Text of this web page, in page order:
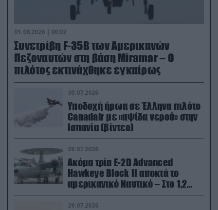
01.08.2026 | 00:02
Συνετρίβη F-35B των Αμερικανών
Πεζοναυτών στη βάση Miramar – Ο
πιλότος εκτινάχθηκε εγκαίρως
30.07.2026
Υποδοχή ήρωα σε Έλληνα πιλότο
Canadair με «αψίδα νερού» στην
Ισπανία (βίντεο)
29.07.2026
Ακόμα τρία E-2D Advanced
Hawkeye Block II αποκτά το
αμερικανικό Ναυτικό – Στο 1,2
δισ.δολάρια το κόστος
29.07.2026